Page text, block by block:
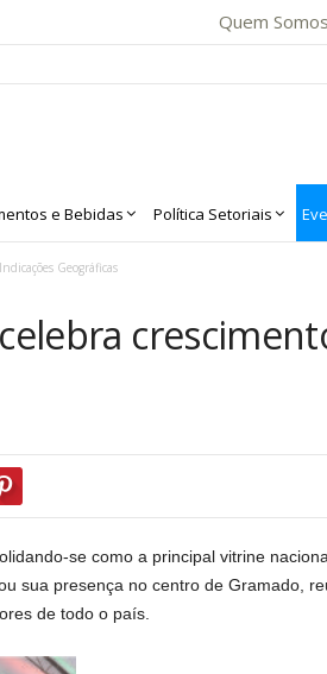
Quem Somos
e Bebidas Política Setoriais
Geográficas
se como a principal vitrine
sua presença no centro de Gramado,
de todo o país.